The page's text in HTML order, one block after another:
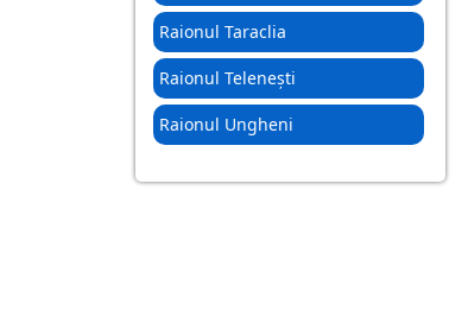
Raionul Taraclia
Raionul Telenești
Raionul Ungheni